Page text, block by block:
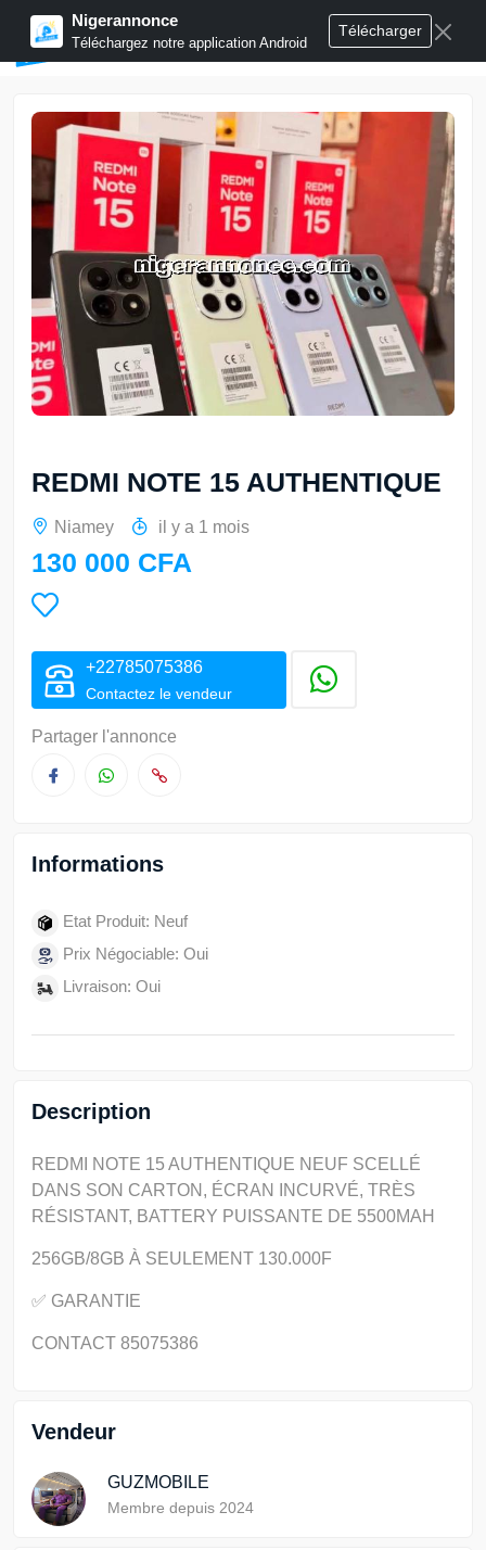
Nigerannonce
Téléchargez notre application Android
Télécharger
Publier annonces
REDMI NOTE 15 AUTHENTIQUE
Niamey il y a 1 mois
130 000 CFA
+22785075386
Contactez le vendeur
Partager l'annonce
Informations
Etat Produit: Neuf
Prix Négociable: Oui
Livraison: Oui
Description
REDMI NOTE 15 AUTHENTIQUE NEUF SCELLÉ
DANS SON CARTON, ÉCRAN INCURVÉ, TRÈS
RÉSISTANT, BATTERY PUISSANTE DE 5500MAH
256GB/8GB À SEULEMENT 130.000F
✅ GARANTIE
CONTACT 85075386
Vendeur
GUZMOBILE
Membre depuis 2024